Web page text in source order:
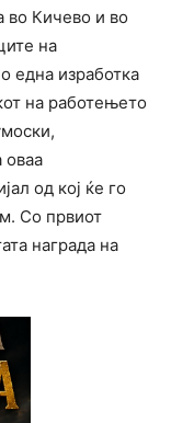
во Кичево и во
на
една изработка
на работењето
оваа
од кој ќе го
Со првиот
награда на